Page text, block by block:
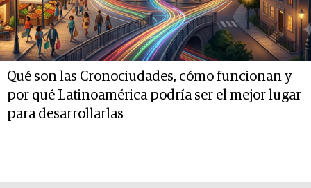
Qué son las Cronociudades, cómo funcionan y
por qué Latinoamérica podría ser el mejor lugar
para desarrollarlas